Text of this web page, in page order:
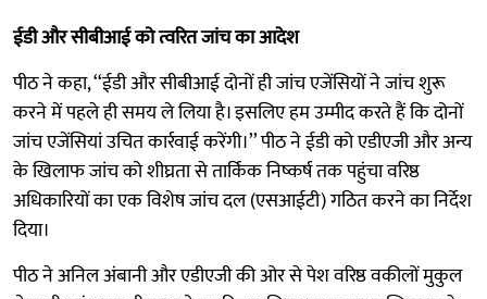
ईडी और सीबीआई को त्वरित जांच का आदेश
पीठ ने कहा, ‘‘ईडी और सीबीआई दोनों ही जांच एजेंसियों ने जांच शुरू
करने में पहले ही समय ले लिया है। इसलिए हम उम्मीद करते हैं कि दोनों
जांच एजेंसियां उचित कार्रवाई करेंगी।’’ पीठ ने ईडी को एडीएजी और अन्य
के खिलाफ जांच को शीघ्रता से तार्किक निष्कर्ष तक पहुंचा वरिष्ठ
अधिकारियों का एक विशेष जांच दल (एसआईटी) गठित करने का निर्देश
दिया।
पीठ ने अनिल अंबानी और एडीएजी की ओर से पेश वरिष्ठ वकीलों मुकुल